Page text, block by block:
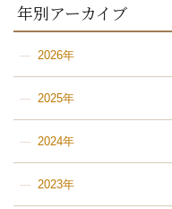
年別アーカイブ
2026年
2025年
2024年
2023年